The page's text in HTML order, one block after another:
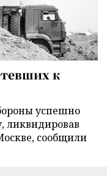
к
успешно
ликвидировав
сообщили